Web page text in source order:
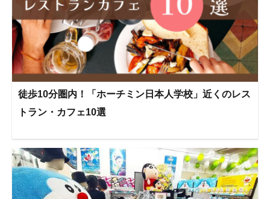
徒歩10分圏内！「ホーチミン日本人学校」近くのレス
トラン・カフェ10選